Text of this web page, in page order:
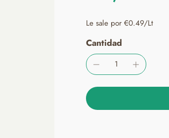
Le sale por €0.49/Lt
Cantidad